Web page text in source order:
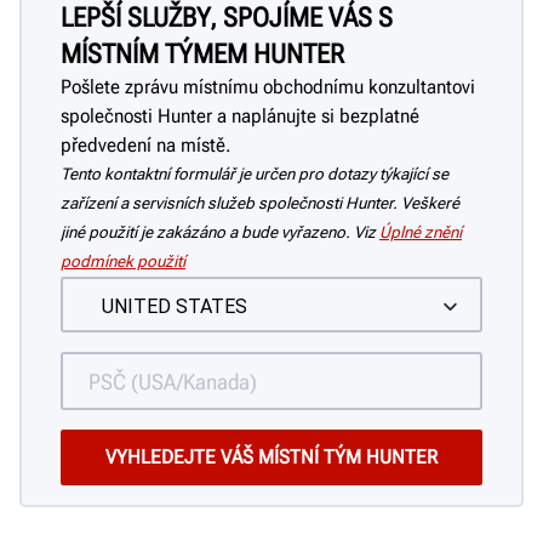
LEPŠÍ SLUŽBY, SPOJÍME VÁS S
MÍSTNÍM TÝMEM HUNTER
Pošlete zprávu místnímu obchodnímu konzultantovi
společnosti Hunter a naplánujte si bezplatné
předvedení na místě.
Tento kontaktní formulář je určen pro dotazy týkající se
zařízení a servisních služeb společnosti Hunter. Veškeré
jiné použití je zakázáno a bude vyřazeno. Viz Úplné znění
podmínek použití